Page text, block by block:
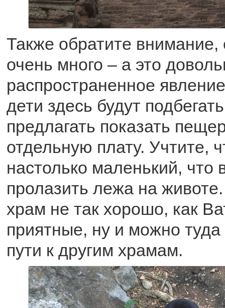
Также обратите внимание,
очень много – а это
распространенное
дети здесь будут
предлагать показать
отдельную плату. Учтите,
настолько маленький, что
пролазить лежа на
храм не так хорошо, как
приятные, ну и можно туда
пути к другим храмам.